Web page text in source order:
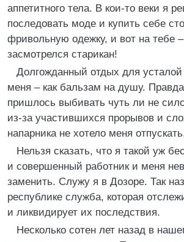
аппетитного тела. В кои-то веки я
последовать моде и купить себе
фривольную одежку, и вот на тебе
засмотрелся старикан!
Долгожданный отдых для
меня – как бальзам на душу.
пришлось выбивать чуть ли не
из-за участившихся прорывов и
напарника не хотело меня
Нельзя сказать, что я такой уж
и совершенный работник и меня
заменить. Служу я в Дозоре. Так
республике служба, которая
и ликвидирует их последствия.
Несколько сотен лет назад в